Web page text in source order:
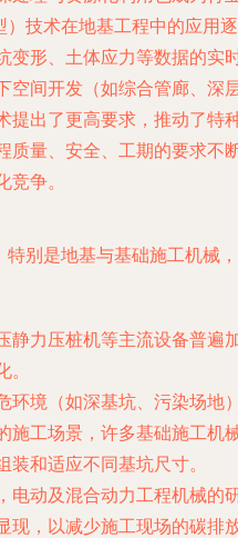
）技术在地基工程中的应
形、土体应力等数据的实
空间开发（如综合管廊、深
出了更高要求，推动了特
质量、安全、工期的要求
争。
别是地基与基础施工机械
静力压桩机等主流设备普
环境（如深基坑、污染场地
施工场景，许多基础施工
和适应不同基坑尺寸。
电动及混合动力工程机械
，以减少施工现场的碳排放